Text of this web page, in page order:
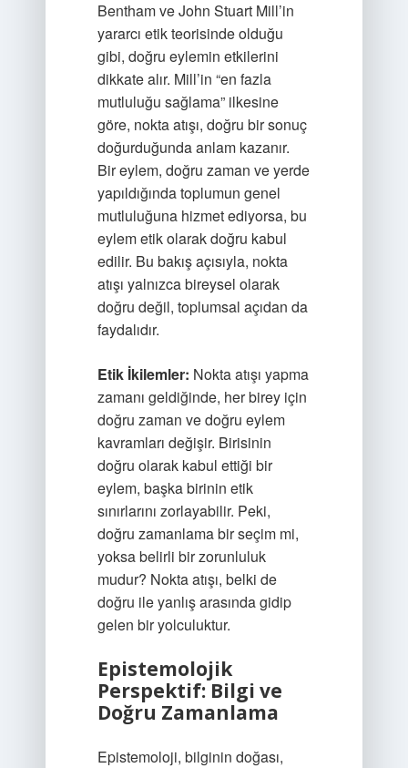
Bentham ve John Stuart Mill’in
yararcı etik teorisinde olduğu
gibi, doğru eylemin etkilerini
dikkate alır. Mill’in “en fazla
mutluluğu sağlama” ilkesine
göre, nokta atışı, doğru bir sonuç
doğurduğunda anlam kazanır.
Bir eylem, doğru zaman ve yerde
yapıldığında toplumun genel
mutluluğuna hizmet ediyorsa, bu
eylem etik olarak doğru kabul
edilir. Bu bakış açısıyla, nokta
atışı yalnızca bireysel olarak
doğru değil, toplumsal açıdan da
faydalıdır.
Etik İkilemler: Nokta atışı yapma
zamanı geldiğinde, her birey için
doğru zaman ve doğru eylem
kavramları değişir. Birisinin
doğru olarak kabul ettiği bir
eylem, başka birinin etik
sınırlarını zorlayabilir. Peki,
doğru zamanlama bir seçim mi,
yoksa belirli bir zorunluluk
mudur? Nokta atışı, belki de
doğru ile yanlış arasında gidip
gelen bir yolculuktur.
Epistemolojik
Perspektif: Bilgi ve
Doğru Zamanlama
Epistemoloji, bilginin doğası,